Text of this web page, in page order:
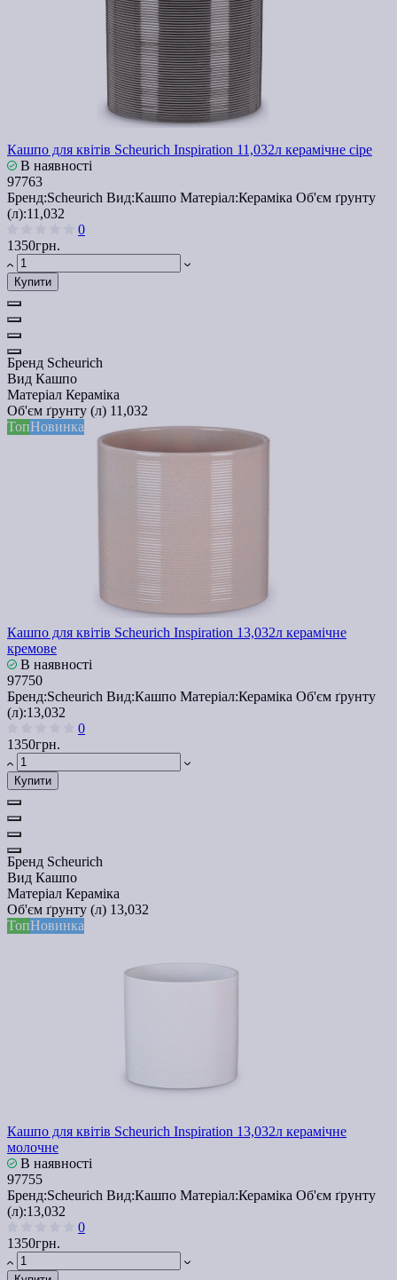
Кашпо для квітів Scheurich Inspiration 11,032л керамічне сіре
В наявності
97763
Бренд:Scheurich Вид:Кашпо Матеріал:Кераміка Об'єм ґрунту
(л):11,032
0
1350грн.
Купити
Бренд Scheurich
Вид Кашпо
Матеріал Кераміка
Об'єм ґрунту (л) 11,032
ТопНовинка
Кашпо для квітів Scheurich Inspiration 13,032л керамічне
кремове
В наявності
97750
Бренд:Scheurich Вид:Кашпо Матеріал:Кераміка Об'єм ґрунту
(л):13,032
0
1350грн.
Купити
Бренд Scheurich
Вид Кашпо
Матеріал Кераміка
Об'єм ґрунту (л) 13,032
ТопНовинка
Кашпо для квітів Scheurich Inspiration 13,032л керамічне
молочне
В наявності
97755
Бренд:Scheurich Вид:Кашпо Матеріал:Кераміка Об'єм ґрунту
(л):13,032
0
1350грн.